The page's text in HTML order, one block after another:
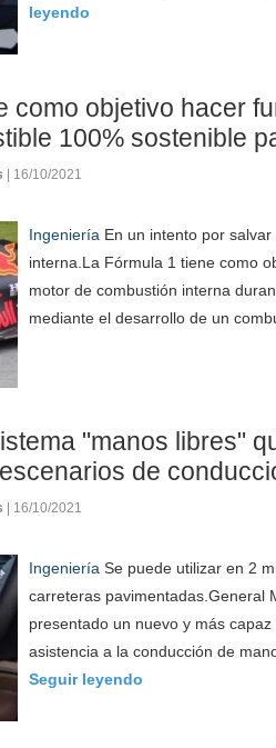
leyendo
como objetivo hacer
100% sostenible
| 16/10/2021
Ingeniería En un intento por
interna.La Fórmula 1 tiene como
motor de combustión interna
mediante el desarrollo de un
"manos libres"
de
| 16/10/2021
Ingeniería Se puede utilizar en 2
carreteras pavimentadas.General
presentado un nuevo y más
asistencia a la conducción de
Seguir leyendo